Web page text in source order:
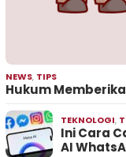
NEWS, TIPS
Hukum
TEKNOLOGI,
Ini Cara
AI